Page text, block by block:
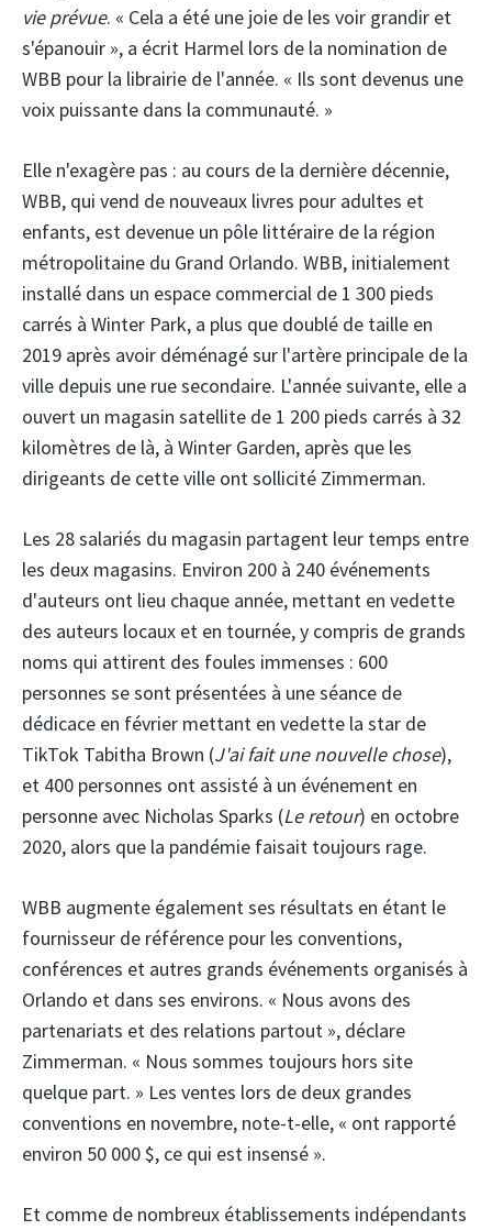
vie prévue. « Cela a été une joie de les voir grandir et
s'épanouir », a écrit Harmel lors de la nomination de
WBB pour la librairie de l'année. « Ils sont devenus une
voix puissante dans la communauté. »
Elle n'exagère pas : au cours de la dernière décennie,
WBB, qui vend de nouveaux livres pour adultes et
enfants, est devenue un pôle littéraire de la région
métropolitaine du Grand Orlando. WBB, initialement
installé dans un espace commercial de 1 300 pieds
carrés à Winter Park, a plus que doublé de taille en
2019 après avoir déménagé sur l'artère principale de la
ville depuis une rue secondaire. L'année suivante, elle a
ouvert un magasin satellite de 1 200 pieds carrés à 32
kilomètres de là, à Winter Garden, après que les
dirigeants de cette ville ont sollicité Zimmerman.
Les 28 salariés du magasin partagent leur temps entre
les deux magasins. Environ 200 à 240 événements
d'auteurs ont lieu chaque année, mettant en vedette
des auteurs locaux et en tournée, y compris de grands
noms qui attirent des foules immenses : 600
personnes se sont présentées à une séance de
dédicace en février mettant en vedette la star de
TikTok Tabitha Brown (J'ai fait une nouvelle chose),
et 400 personnes ont assisté à un événement en
personne avec Nicholas Sparks (Le retour) en octobre
2020, alors que la pandémie faisait toujours rage.
WBB augmente également ses résultats en étant le
fournisseur de référence pour les conventions,
conférences et autres grands événements organisés à
Orlando et dans ses environs. « Nous avons des
partenariats et des relations partout », déclare
Zimmerman. « Nous sommes toujours hors site
quelque part. » Les ventes lors de deux grandes
conventions en novembre, note-t-elle, « ont rapporté
environ 50 000 $, ce qui est insensé ».
Et comme de nombreux établissements indépendants